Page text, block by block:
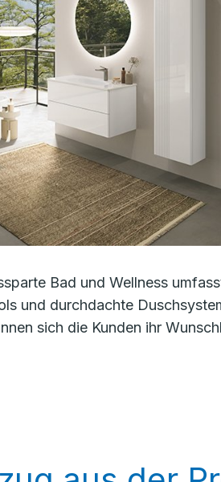
Bad und Wellness
und durchdachte
sich die Kunden ihr